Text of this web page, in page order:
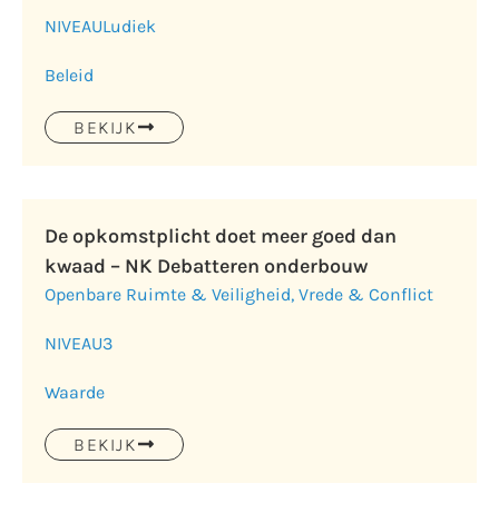
NIVEAULudiek
Beleid
BEKIJK
De opkomstplicht doet meer goed dan
kwaad – NK Debatteren onderbouw
Openbare Ruimte & Veiligheid, Vrede & Conflict
NIVEAU3
Waarde
BEKIJK